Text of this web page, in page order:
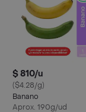
$ 810/u
($4.28/g)
Banano
Aprox. 190g/ud